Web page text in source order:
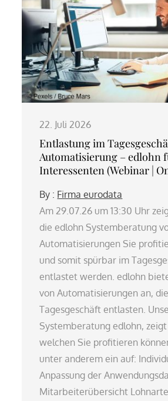
22. Juli 2026
Entlastung im
Automatisierung – edlohn
Interessenten (Webinar |
By : Firma eurodata
Am 29.07.26 um 13:30 Uhr
die edlohn Systemberatung
Automatisierungen Sie
und somit spürbar im
entlastet werden. edlohn
von Automatisierungen an,
Tagesgeschäft entlasten.
Systemberatung edlohn,
welchen Sie profitieren
unter anderem ein auf:
Anpassung der
Mitarbeiterübersicht